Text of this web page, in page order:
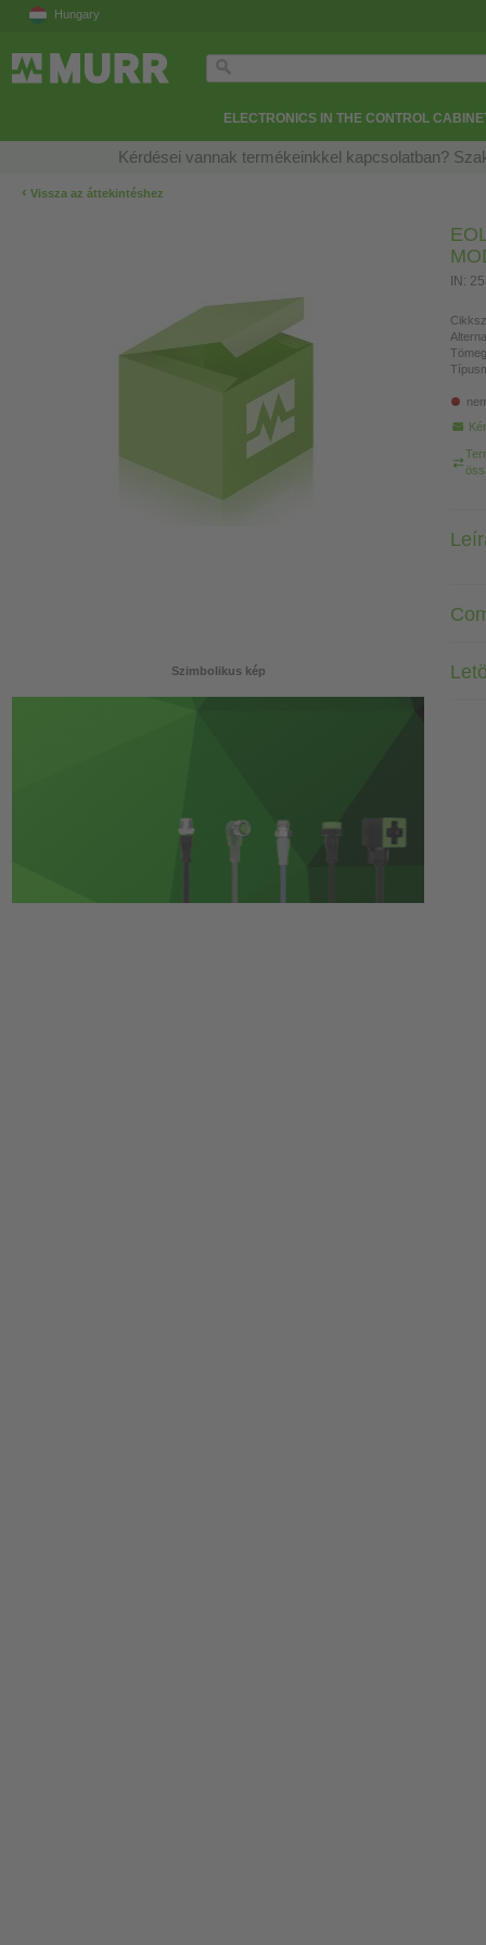
Hungary
ELECTRONICS IN THE CONTROL
Kérdései vannak termékeinkkel kapcsolatban?
‹ Vissza az áttekintéshez
Szimbolikus kép
IN: